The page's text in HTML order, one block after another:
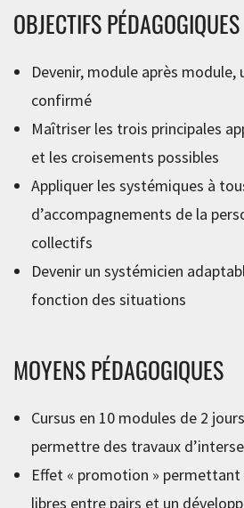
OBJECTIFS PÉDAGOGIQUES
Devenir, module après module,
confirmé
Maîtriser les trois principales
et les croisements possibles
Appliquer les systémiques à
d’accompagnements de la
collectifs
Devenir un systémicien
fonction des situations
MOYENS PÉDAGOGIQUES
Cursus en 10 modules de 2
permettre des travaux
Effet « promotion »
libres entre pairs et un